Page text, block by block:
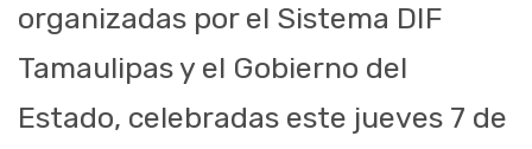
organizadas por el Sistema DIF
Tamaulipas y el Gobierno del
Estado, celebradas este jueves 7 de